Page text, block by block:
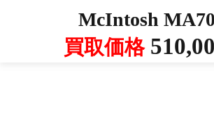
McIntosh
買取価格